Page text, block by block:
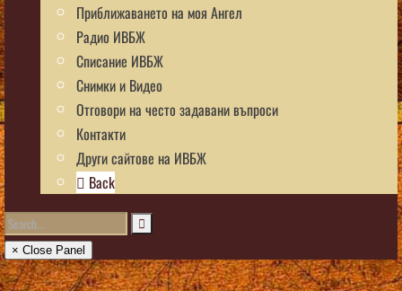
Приближаването на моя Ангел
Радио ИВБЖ
Списание ИВБЖ
Снимки и Видео
Отговори на често задавани въпроси
Контакти
Други сайтове на ИВБЖ
Back
× Close Panel